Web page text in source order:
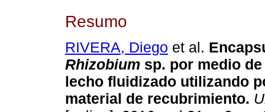
Resumo
RIVERA, Diego et al.
Rhizobium sp. por medio
lecho fluidizado utilizando
material de recubrimiento.